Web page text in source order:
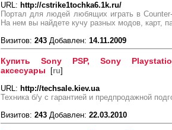
URL: http://cstrike1tochka6.1k.ru/
Портал для людей любящих играть в
На нем вы найдете кучу разных модов, карт,
Визитов: 243 Добавлен: 14.11.2009
Купить Sony PSP, Sony
аксесуары [ru]
URL: http://techsale.kiev.ua
Техника б/у с гарантией и предпродажной
Визитов: 243 Добавлен: 22.03.2010